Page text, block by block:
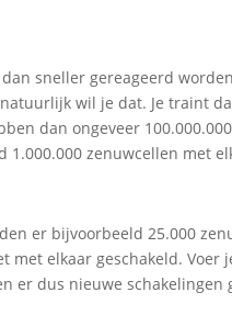
sneller gereageerd
wil je dat. Je traint
dan ongeveer
zenuwcellen met
er bijvoorbeeld 25.000
met elkaar geschakeld. Voer
dus nieuwe schakelingen